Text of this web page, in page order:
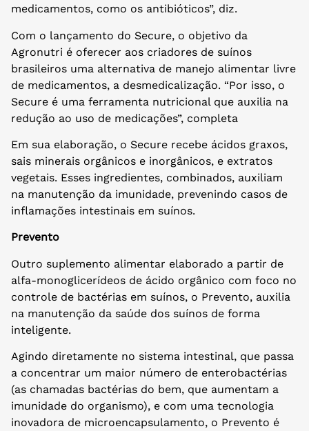
medicamentos, como os antibióticos”, diz.
Com o lançamento do Secure, o objetivo da
Agronutri é oferecer aos criadores de suínos
brasileiros uma alternativa de manejo alimentar livre
de medicamentos, a desmedicalização. “Por isso, o
Secure é uma ferramenta nutricional que auxilia na
redução ao uso de medicações”, completa
Em sua elaboração, o Secure recebe ácidos graxos,
sais minerais orgânicos e inorgânicos, e extratos
vegetais. Esses ingredientes, combinados, auxiliam
na manutenção da imunidade, prevenindo casos de
inflamações intestinais em suínos.
Prevento
Outro suplemento alimentar elaborado a partir de
alfa-monoglicerídeos de ácido orgânico com foco no
controle de bactérias em suínos, o Prevento, auxilia
na manutenção da saúde dos suínos de forma
inteligente.
Agindo diretamente no sistema intestinal, que passa
a concentrar um maior número de enterobactérias
(as chamadas bactérias do bem, que aumentam a
imunidade do organismo), e com uma tecnologia
inovadora de microencapsulamento, o Prevento é